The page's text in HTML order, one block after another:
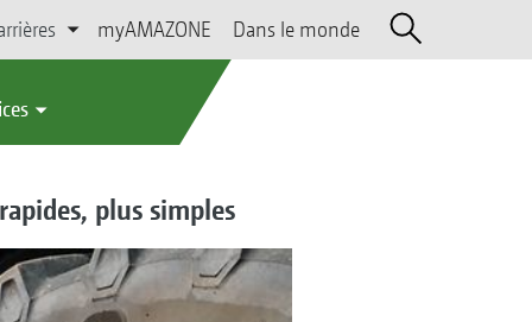
myAMAZONE Dans le monde
plus simples